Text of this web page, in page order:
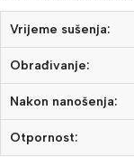
Vrijeme sušenja:
Obrađivanje:
Nakon nanošenja:
Otpornost: